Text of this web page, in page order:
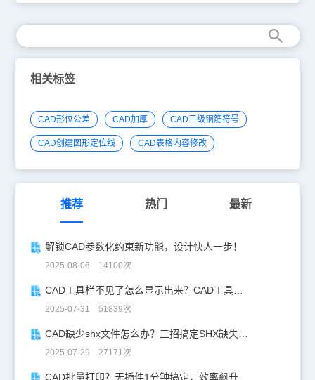
带的“画图”程序，选择“粘贴来源”命令，如下图。4、选择需要插入的
图片并单击“打开”，画图程序会自动将图片打开。5、选择“退出并回
到……”后，图片将被嵌入当前的DWG文件中。需要注意的是，对于
尺寸不大的图片，利用这种方式将图片直接嵌入图纸中，虽然DWG
文件的体积会有所增加，但管理起来较为方便，需要对图片进行修改
时，只需双击图片，浩辰CAD会自动启动画图程序，用户可以直接对
DWG文件变得很臃肿，而且图片嵌入的速度极慢，极大影响工作效
率，所以，如果要嵌入的图片较大，建议不要采用这种方式。二、其
他CAD图片插入方法其实，浩辰CAD提供了多种图片插入方式，以
满足用户的不同需求。比如，将图片以外部参照的方式插入DWG
入方法比较多，除了使用OLE这种功能，还有其他的方式，工程师在
法，总之，掌握了图片插入DWG的技巧还是很有用处的。
相关标签
CAD形位公差 CAD加厚 CAD三级钢筋符号
CAD创建图形定位线 CAD表格内容修改
推荐 热门 最新
解锁CAD参数化约束新功能，设计快人一步！
2025-08-06 14100次
CAD工具栏不见了怎么显示出来？CAD工具栏恢复指南
2025-07-31 51839次
CAD缺少shx文件怎么办？三招搞定SHX缺失难题
2025-07-29 27171次
CAD批量打印？无插件1分钟搞定，效率飙升90%！